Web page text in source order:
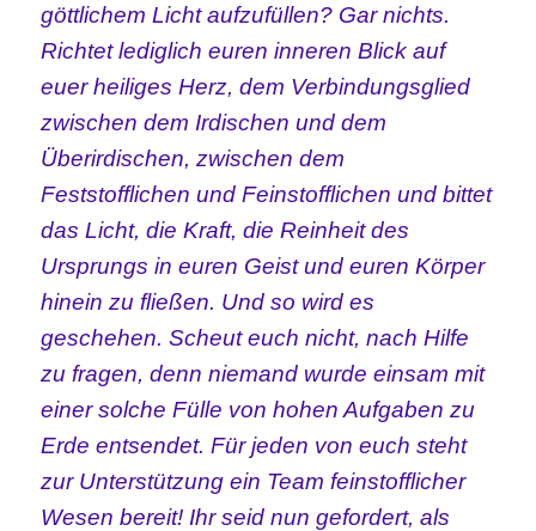
göttlichem Licht aufzufüllen? Gar nichts.
Richtet lediglich euren inneren Blick auf
euer heiliges Herz, dem Verbindungsglied
zwischen dem Irdischen und dem
Überirdischen, zwischen dem
Feststofflichen und Feinstofflichen und bittet
das Licht, die Kraft, die Reinheit des
Ursprungs in euren Geist und euren Körper
hinein zu fließen. Und so wird es
geschehen. Scheut euch nicht, nach Hilfe
zu fragen, denn niemand wurde einsam mit
einer solche Fülle von hohen Aufgaben zu
Erde entsendet. Für jeden von euch steht
zur Unterstützung ein Team feinstofflicher
Wesen bereit! Ihr seid nun gefordert, als